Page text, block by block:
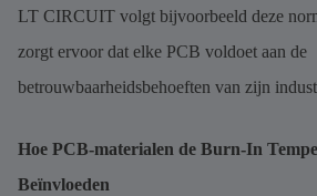
LT CIRCUIT volgt bijvoorbeeld deze
zorgt ervoor dat elke PCB voldoet aan de
betrouwbaarheidsbehoeften van zijn
Hoe PCB-materialen de Burn-In
Beïnvloeden